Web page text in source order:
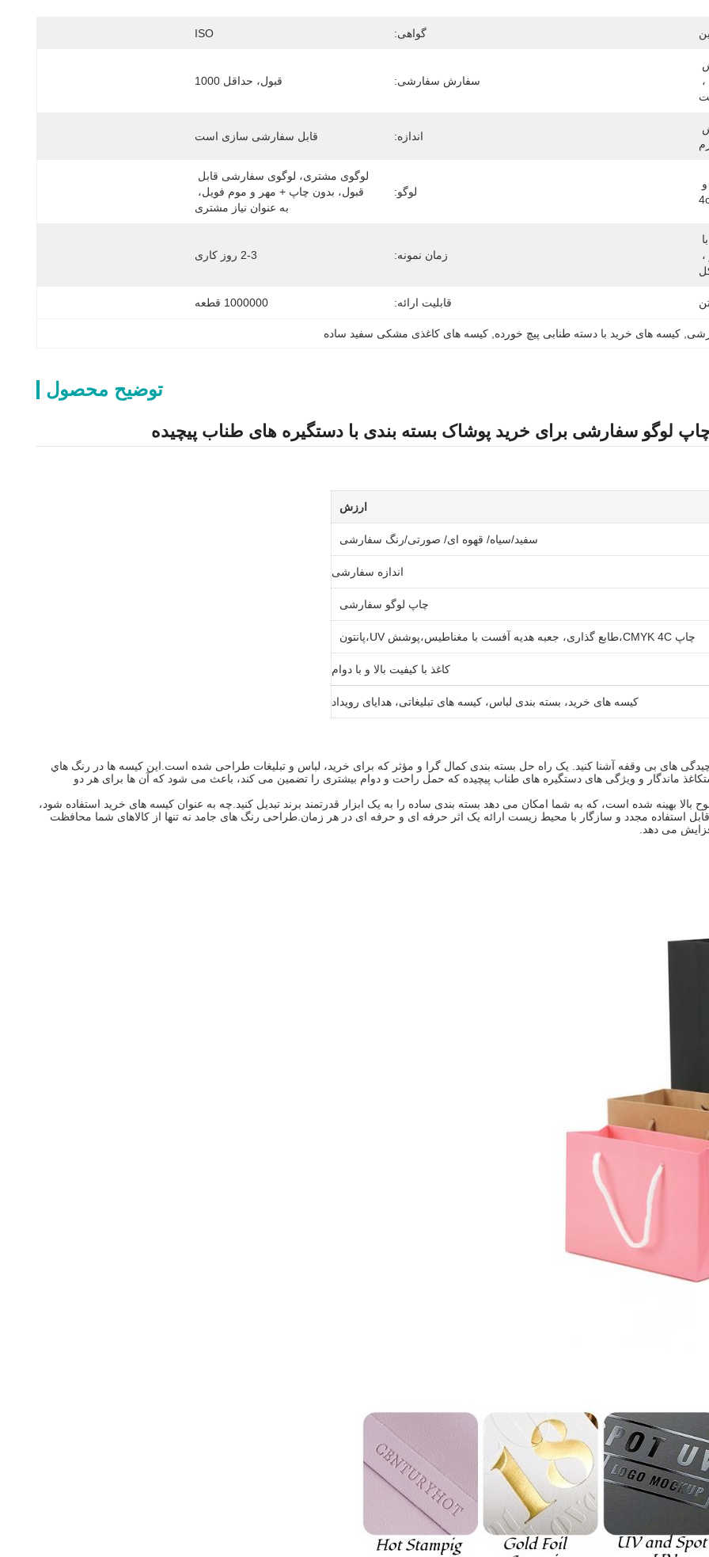
گواهی: ISO
سفارش سفارشی: قبول، حداقل 1000
اندازه: قابل سفارشی سازی است
لوگو:
به عنوان نیاز مشتری
زمان نمونه: 2-3 روز کاری
قابلیت ارائه: 1000000 قطعه
کیسه های خرید با دسته طنابی پیچ خورده کیسه های کاغذی مشکی سفید ساده
توضیح محصول
لوگو سفارشی برای خرید پوشاک بسته بندی با دستگیره های طناب پیچیده
ارزش
سفید/سیاه/ قهوه ای/ صورتی/رنگ سفارشی
اندازه سفارشی
چاپ لوگو سفارشی
چاپ CMYK 4C،طابع گذاری، جعبه هدیه آفست با مغناطیس،پوشش UV،پانتون
کاغذ با کیفیت بالا و با دوام
کیسه های خرید، بسته بندی لباس، کیسه های تبلیغاتی، هدایای رویداد
های بی وقفه آشنا کنید. یک راه حل بسته بندی کمال گرا و مؤثر که برای خرید، لباس و تبلیغات طراحی شده است.اين کيسه ها در رنگ هاي
ماندگار و ویژگی های دستگیره های طناب پیچیده که حمل راحت و دوام بیشتری را تضمین می کند، باعث می شود که آن ها برای هر دو
شده است، که به شما امکان می دهد بسته بندی ساده را به یک ابزار قدرتمند برند تبدیل کنید.چه به عنوان کیسه های خرید استفاده شود،
استفاده مجدد و سازگار با محیط زیست ارائه یک اثر حرفه ای و حرفه ای در هر زمان.طراحی رنگ های جامد نه تنها از کالاهای شما محافظت
می دهد.